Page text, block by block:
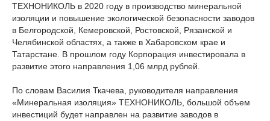
ТЕХНОНИКОЛЬ в 2020 году в производство минеральной
изоляции и повышение экологической безопасности заводов
в Белгородской, Кемеровской, Ростовской, Рязанской и
Челябинской областях, а также в Хабаровском крае и
Татарстане. В прошлом году Корпорация инвестировала в
развитие этого направления 1,06 млрд рублей.
По словам Василия Ткачева, руководителя направления
«Минеральная изоляция» ТЕХНОНИКОЛЬ, большой объем
инвестиций будет направлен на развитие заводов в